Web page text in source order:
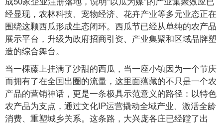
经显现，农林科技、宠物经济、花卉产业等多元业态正在
围绕这颗西瓜形成生态闭环。西瓜节已经从单纯的农产品
展示平台，升级为政府招商引资、产业集聚和区域品牌塑
造的综合舞台。
当一棵藤上挂满了沙甜的西瓜，当一座小镇因为一个节庆
而拥有了在全国出圈的流量，这里面蕴藏的不只是一个农
产品的营销神话，更是一条极具示范意义的路径：以特色
农产品为支点，通过文化IP运营撬动全域产业、激活全龄
消费、重塑城乡关系。这条路，大兴庞各庄已经蹚了出